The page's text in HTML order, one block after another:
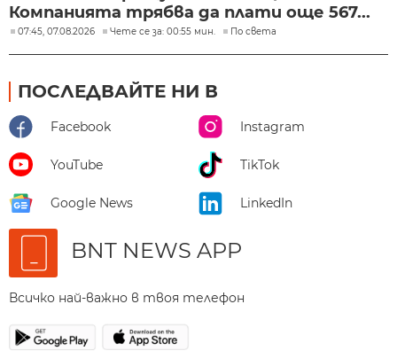
Компанията трябва да плати още 567...
07:45, 07.08.2026 Чете се за: 00:55 мин. По света
ПОСЛЕДВАЙТЕ НИ В
Facebook Instagram
YouTube TikTok
Google News LinkedIn
BNT NEWS APP
Всичко най-важно в твоя телефон